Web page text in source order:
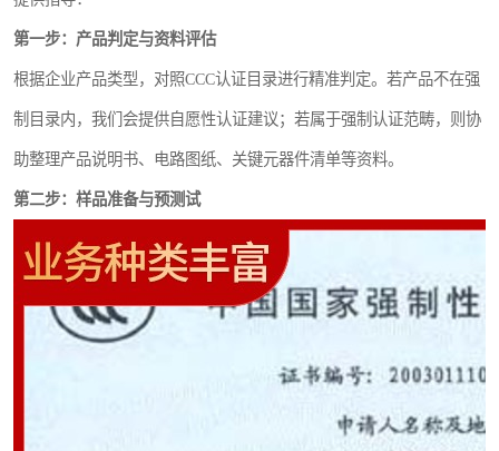
第一步：产品判定与资料评估
根据企业产品类型，对照CCC认证目录进行精准判定。若产品不在强
制目录内，我们会提供自愿性认证建议；若属于强制认证范畴，则协
助整理产品说明书、电路图纸、关键元器件清单等资料。
第二步：样品准备与预测试